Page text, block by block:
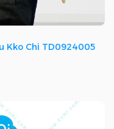
Kko Chi TD0924005